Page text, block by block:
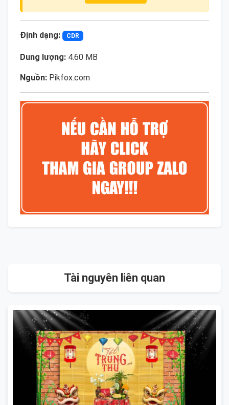
Định dạng: CDR
Dung lượng: 4.60 MB
Nguồn: Pikfox.com
Tài nguyên liên quan